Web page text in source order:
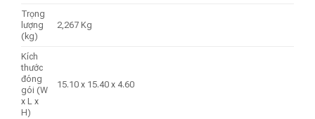
Trọng
lượng
(kg)
2,267 Kg
Kích
thước
đóng
gói (W
x L x
H)
15.10 x 15.40 x 4.60